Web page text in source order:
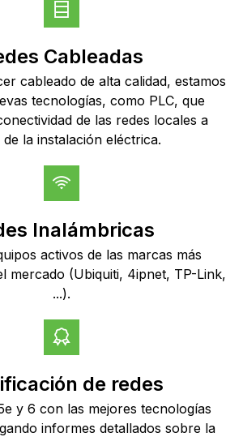
Cableadas
cableado de alta calidad, estamos
tecnologías, como PLC, que
de las redes locales a
la instalación eléctrica.
Inalámbricas
activos de las marcas más
mercado (Ubiquiti, 4ipnet, TP-Link,
...).
de redes
y 6 con las mejores tecnologías
informes detallados sobre la